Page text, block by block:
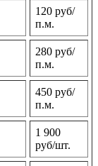
120 руб/
п.м.
280 руб/
п.м.
450 руб/
п.м.
1 900
руб/шт.